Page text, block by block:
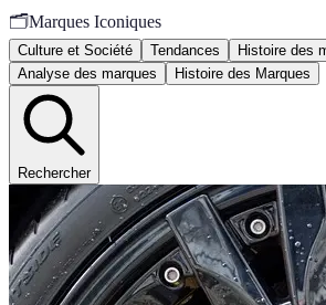
🗂️Marques Iconiques
Culture et Société Tendances
Histoire des
Analyse des marques
Histoire des Marques
Rechercher